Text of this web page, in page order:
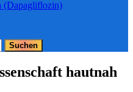
(Dapagliflozin)
hautnah